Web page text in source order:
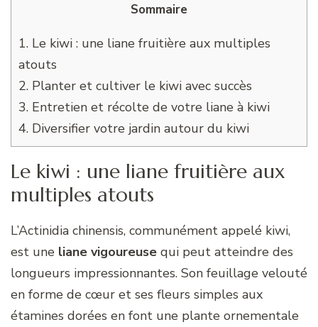
Sommaire
1. Le kiwi : une liane fruitière aux multiples
atouts
2. Planter et cultiver le kiwi avec succès
3. Entretien et récolte de votre liane à kiwi
4. Diversifier votre jardin autour du kiwi
Le kiwi : une liane fruitière aux
multiples atouts
L’Actinidia chinensis, communément appelé kiwi,
est une liane vigoureuse qui peut atteindre des
longueurs impressionnantes. Son feuillage velouté
en forme de cœur et ses fleurs simples aux
étamines dorées en font une plante ornementale